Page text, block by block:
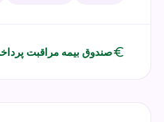
euroصندوق بیمه مراقبت